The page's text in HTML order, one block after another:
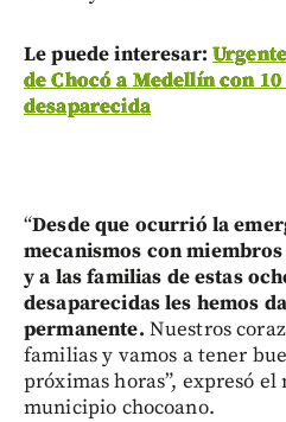
Le puede interesar:
de Chocó a Medellín con
desaparecida
“Desde que ocurrió la
mecanismos con
y a las familias de estas
desaparecidas les hemos
permanente. Nuestros
familias y vamos a tener
próximas horas”, expresó
municipio chocoano.